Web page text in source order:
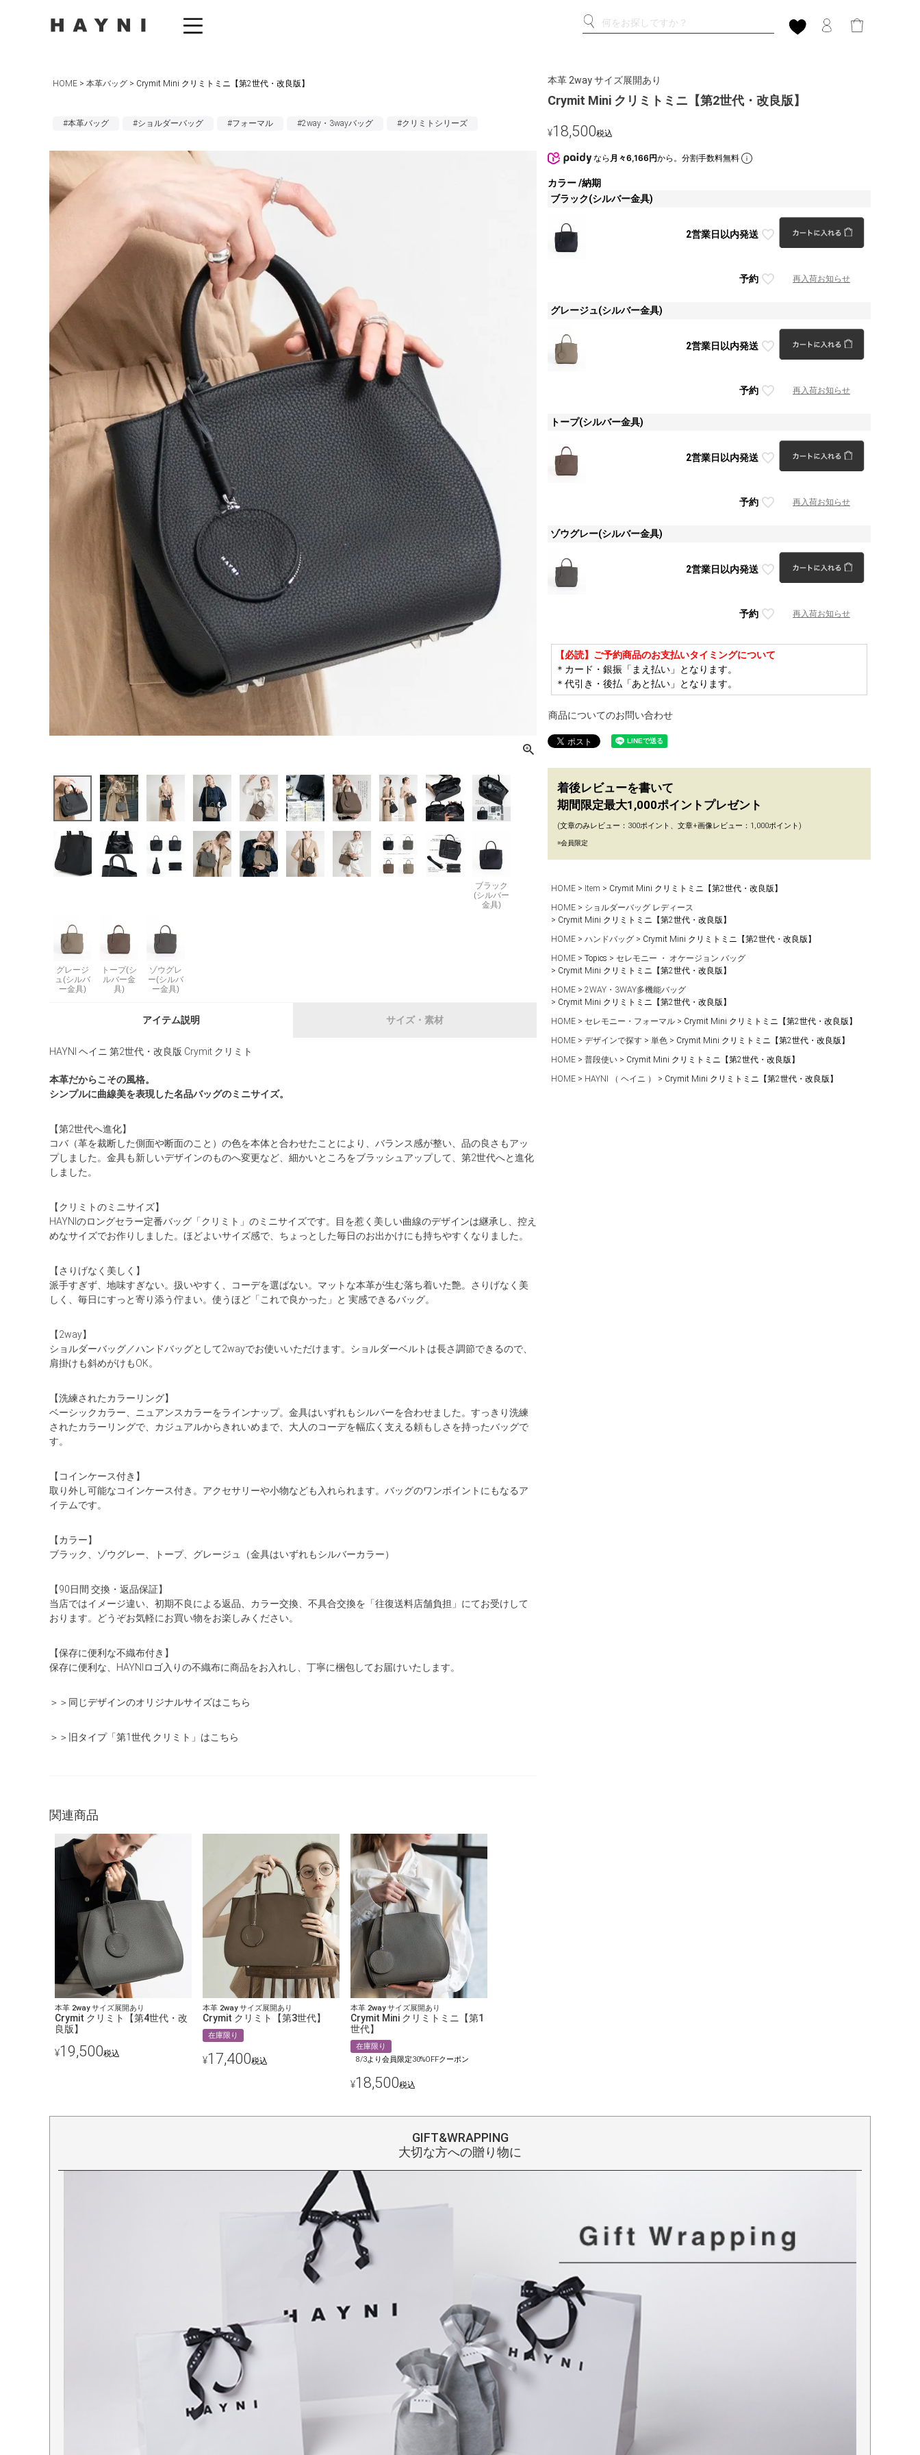
HOME 本革バッグ Crymit Mini クリミトミニ【第2世代・改良版】
#本革バッグ #ショルダーバッグ #フォーマル #2way・3wayバッグ #クリミトシリーズ
ブラック
(シルバー
金具)
グレージ
ュ(シルバ
ー金具)
トープ(シ
ルバー金
具)
ゾウグレ
ー(シルバ
ー金具)
アイテム説明 サイズ・素材
HAYNI ヘイニ 第2世代・改良版 Crymit クリミト
本革だからこその風格。
シンプルに曲線美を表現した名品バッグのミニサイズ。
【第2世代へ進化】
コバ（革を裁断した側面や断面のこと）の色を本体と合わせたことにより、バランス感が整い、品の良さもアッ
プしました。金具も新しいデザインのものへ変更など、細かいところをブラッシュアップして、第2世代へと進化
しました。
【クリミトのミニサイズ】
HAYNIのロングセラー定番バッグ「クリミト」のミニサイズです。目を惹く美しい曲線のデザインは継承し、控え
めなサイズでお作りしました。ほどよいサイズ感で、ちょっとした毎日のお出かけにも持ちやすくなりました。
【さりげなく美しく】
派手すぎず、地味すぎない。扱いやすく、コーデを選ばない。マットな本革が生む落ち着いた艶。さりげなく美
しく、毎日にすっと寄り添う佇まい。使うほど「これで良かった」と 実感できるバッグ。
【2way】
ショルダーバッグ／ハンドバッグとして2wayでお使いいただけます。ショルダーベルトは長さ調節できるので、
肩掛けも斜めがけもOK。
【洗練されたカラーリング】
ベーシックカラー、ニュアンスカラーをラインナップ。金具はいずれもシルバーを合わせました。すっきり洗練
されたカラーリングで、カジュアルからきれいめまで、大人のコーデを幅広く支える頼もしさを持ったバッグで
す。
【コインケース付き】
取り外し可能なコインケース付き。アクセサリーや小物なども入れられます。バッグのワンポイントにもなるア
イテムです。
【カラー】
ブラック、ゾウグレー、トープ、グレージュ（金具はいずれもシルバーカラー）
【90日間 交換・返品保証】
当店ではイメージ違い、初期不良による返品、カラー交換、不具合交換を「往復送料店舗負担」にてお受けして
おります。どうぞお気軽にお買い物をお楽しみください。
【保存に便利な不織布付き】
保存に便利な、HAYNIロゴ入りの不織布に商品をお入れし、丁寧に梱包してお届けいたします。
＞＞同じデザインのオリジナルサイズはこちら
＞＞旧タイプ「第1世代 クリミト」はこちら
関連商品
本革 2way サイズ展開あり
Crymit クリミト【第4世代・改
良版】
¥19,500税込
本革 2way サイズ展開あり
Crymit クリミト【第3世代】
在庫限り
¥17,400税込
本革 2way サイズ展開あり
Crymit Mini クリミトミニ【第1
世代】
在庫限り
8/3より会員限定30%OFFクーポン
¥18,500税込
本革 2way サイズ展開あり
Crymit Mini クリミトミニ【第2世代・改良版】
¥18,500税込
なら 月々6,166円から。分割手数料無料
カラー 納期
ブラック(シルバー金具)
2営業日以内発送
予約 再入荷お知らせ
グレージュ(シルバー金具)
2営業日以内発送
予約 再入荷お知らせ
トープ(シルバー金具)
2営業日以内発送
予約 再入荷お知らせ
ゾウグレー(シルバー金具)
2営業日以内発送
予約 再入荷お知らせ
【必読】ご予約商品のお支払いタイミングについて
＊カード・銀振「まえ払い」となります。
＊代引き・後払「あと払い」となります。
商品についてのお問い合わせ
着後レビューを書いて
期間限定最大1,000ポイントプレゼント
(文章のみレビュー：300ポイント、文章+画像レビュー：1,000ポイント)
※会員限定
HOME Item
Crymit Mini クリミトミニ【第2世代・改良版】
HOME
ショルダーバッグ レディース
Crymit Mini クリミトミニ【第2世代・改良版】
HOME
ハンドバッグ
Crymit Mini クリミトミニ【第2世代・改良版】
HOME
Topics
セレモニー ・ オケージョン バッグ
Crymit Mini クリミトミニ【第2世代・改良版】
HOME
2WAY・3WAY多機能バッグ
Crymit Mini クリミトミニ【第2世代・改良版】
HOME
セレモニー・フォーマル
Crymit Mini クリミトミニ【第2世代・改良版】
HOME
デザインで探す 単色
Crymit Mini クリミトミニ【第2世代・改良版】
HOME
普段使い
Crymit Mini クリミトミニ【第2世代・改良版】
HOME
HAYNI （ ヘイニ ） Crymit Mini クリミトミニ【第2世代・改良版】
GIFT&WRAPPING
大切な方への贈り物に